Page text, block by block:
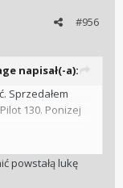
#956
napisał(-a):
Sprzedałem
130. Ponizej
powstałą lukę